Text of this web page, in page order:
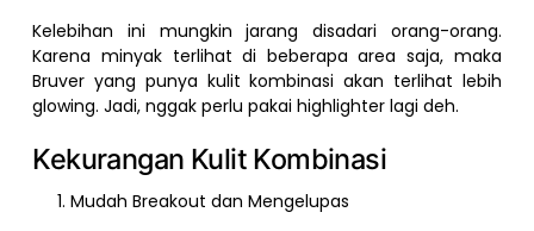
Kelebihan ini mungkin jarang disadari orang-orang.
Karena minyak terlihat di beberapa area saja, maka
Bruver yang punya kulit kombinasi akan terlihat lebih
glowing. Jadi, nggak perlu pakai highlighter lagi deh.
Kekurangan Kulit Kombinasi
Mudah Breakout dan Mengelupas